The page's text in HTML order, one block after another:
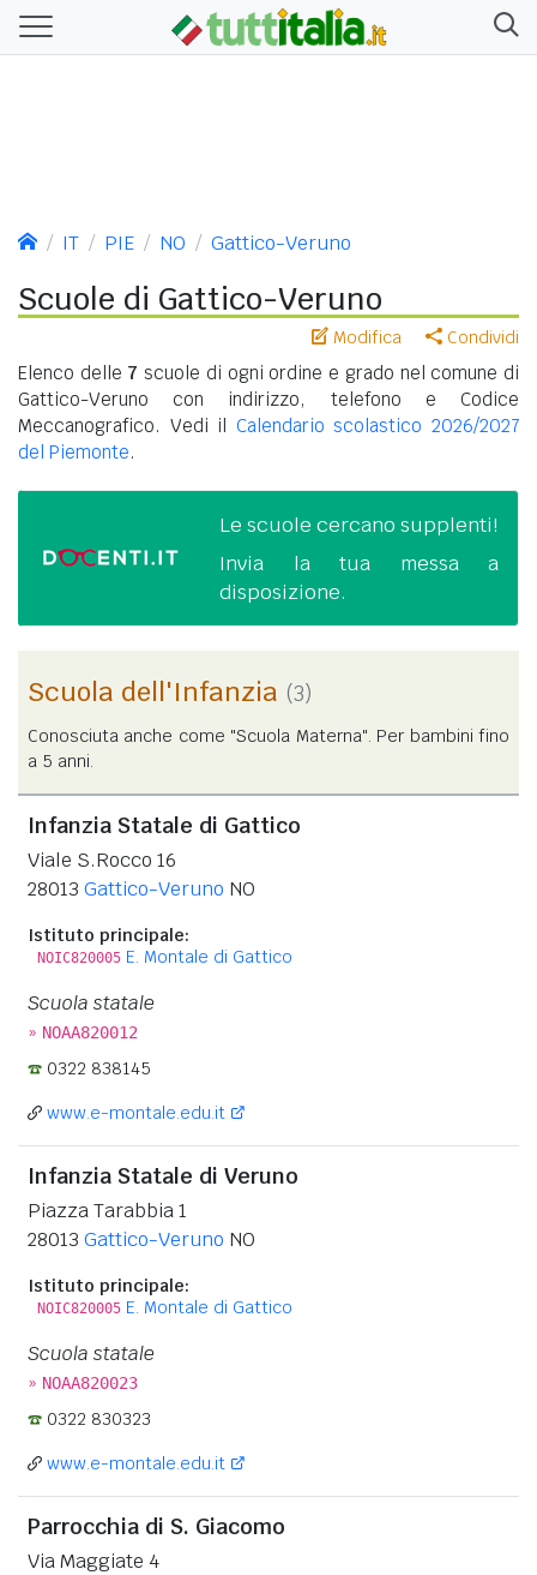
IT PIE NO Gattico-Veruno
Scuole di Gattico-Veruno
Modifica Condividi
Elenco delle 7 scuole di ogni ordine e grado nel comune di
Gattico-Veruno con indirizzo, telefono e Codice
Meccanografico. Vedi il Calendario scolastico 2026/2027
del Piemonte.
Le scuole cercano supplenti!
Invia la tua messa a
disposizione.
Scuola dell'Infanzia (3)
Conosciuta anche come "Scuola Materna". Per bambini fino
a 5 anni.
Infanzia Statale di Gattico
Viale S.Rocco 16
28013 Gattico-Veruno NO
Istituto principale:
NOIC820005 E. Montale di Gattico
Scuola statale
» NOAA820012
0322 838145
www.e-montale.edu.it
Infanzia Statale di Veruno
Piazza Tarabbia 1
28013 Gattico-Veruno NO
Istituto principale:
NOIC820005 E. Montale di Gattico
Scuola statale
» NOAA820023
0322 830323
www.e-montale.edu.it
Parrocchia di S. Giacomo
Via Maggiate 4